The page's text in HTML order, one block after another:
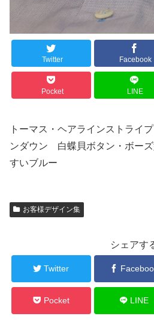
Twitter Facebook
Pocket LINE
トーマス・ヘアラインストライ
ンダウン 白蝶貝ボタン・ボー
すいブルー
お客様デザイン集
シェアす
Twitter
Pocket LINE